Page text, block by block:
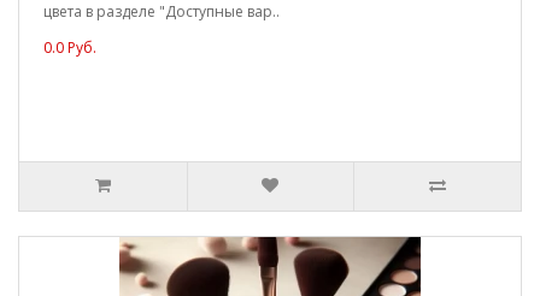
цвета в разделе "Доступные вар..
0.0 Руб.